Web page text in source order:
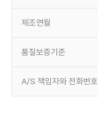
제조연월
품질보증기준
A/S 책임자와 전화번호